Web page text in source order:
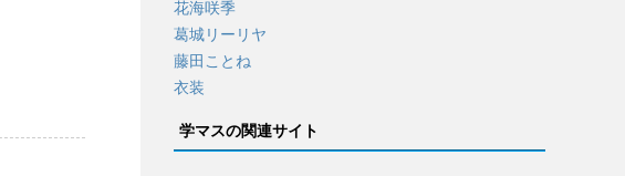
花海咲季
葛城リーリヤ
藤田ことね
衣装
学マスの関連サイト